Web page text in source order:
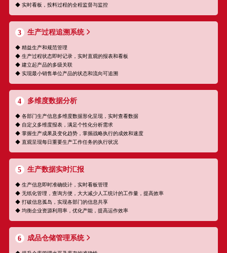
◆ 实时看板，投料过程的全程监督与监控
3 生产过程追溯系统
◆ 精益生产和规范管理
◆ 生产过程状态即时记录，实时直观的报表和看板
◆ 建立起产品的多级关联
◆ 实现最小销售单位产品的状态和流向可追溯
4 多维度数据分析
◆ 各部门生产信息多维度数据形化呈现，实时查看数据
◆ 自定义多维度报表，满足个性化分析需求
◆ 掌握生产成果及变化趋势，掌握战略执行的成效和速度
◆ 直观呈现每日重要生产工作任务的执行状况
5 生产数据实时汇报
◆ 生产信息即时准确统计，实时看板管理
◆ 无纸化管理，查询方便，大大减少人工统计的工作量，提高效率
◆ 打破信息孤岛，实现各部门的信息共享
◆ 均衡企业资源利用率，优化产能，提高运作效率
6 成品仓储管理系统